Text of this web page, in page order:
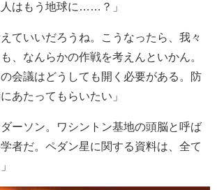
人はもう地球に……？」
ていいだろうね。こうなったら、我々
、なんらかの作戦を考えんといかん。
会議はどうしても開く必要がある。防
あたってもらいたい」
ダーソン。ワシントン基地の頭脳と呼ば
者だ。ペダン星に関する資料は、全て